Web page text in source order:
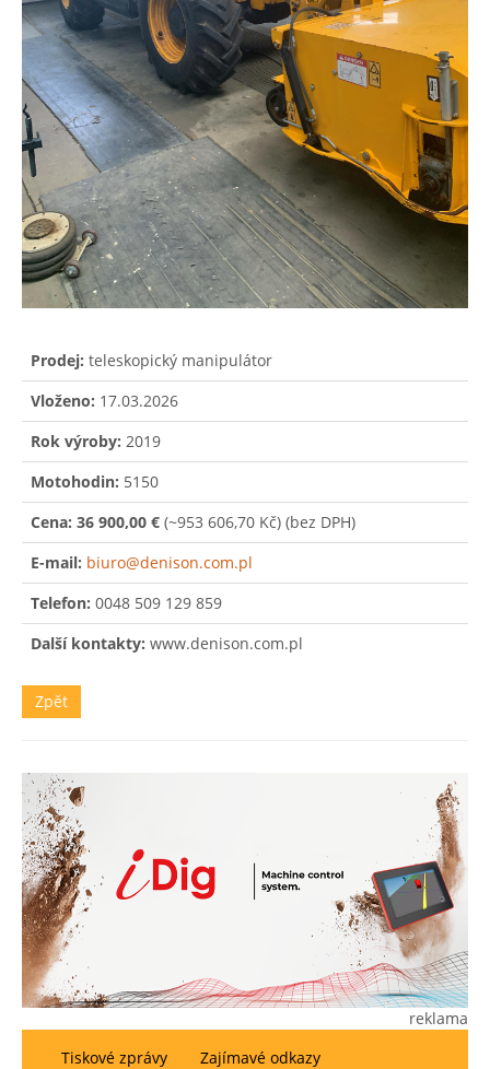
Prodej: teleskopický manipulátor
Vloženo: 17.03.2026
Rok výroby: 2019
Motohodin: 5150
Cena: 36 900,00 € (~953 606,70 Kč) (bez DPH)
E-mail: biuro@denison.com.pl
Telefon: 0048 509 129 859
Další kontakty: www.denison.com.pl
Zpět
reklama
Tiskové zprávy
Zajímavé odkazy